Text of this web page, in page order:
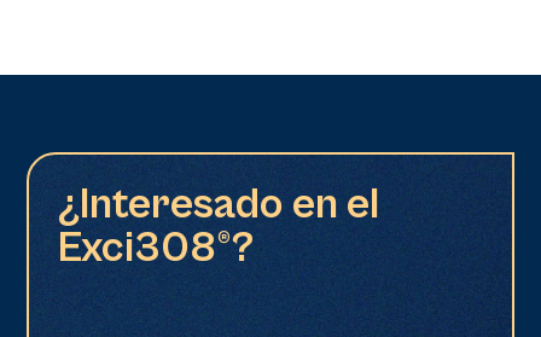
¿Interesado en el
Exci308®?